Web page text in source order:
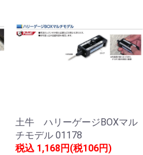
土牛 ハリーゲージBOXマル
チモデル 01178
税込 1,168円(税106円)